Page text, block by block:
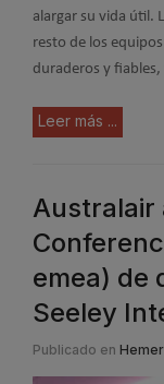
alargar su vida útil.
resto de los
duraderos y
Leer más ...
Australair
emea) de
Seeley
Publicado en